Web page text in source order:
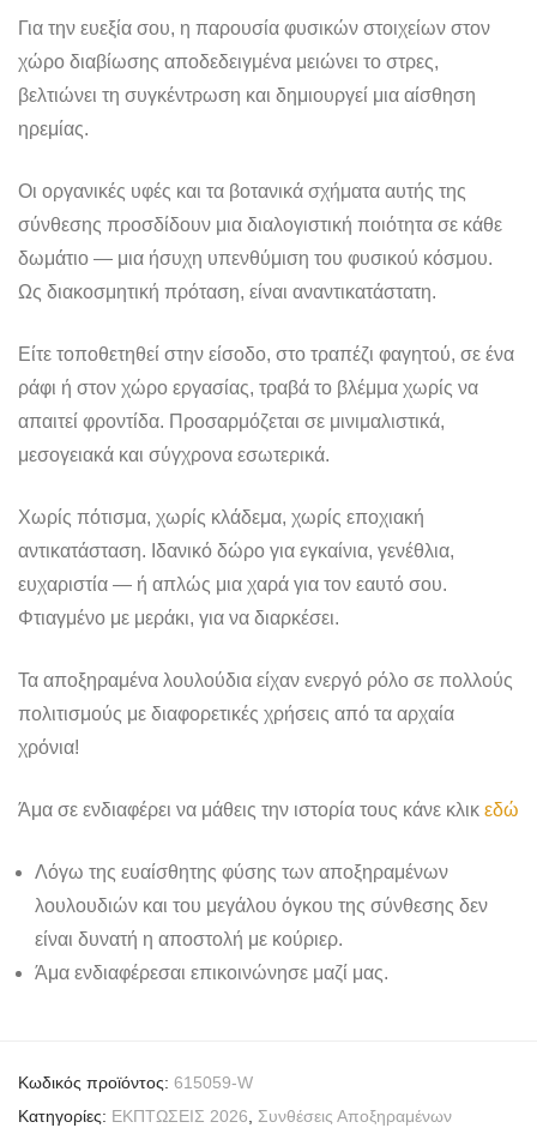
Για την ευεξία σου, η παρουσία φυσικών στοιχείων στον
χώρο διαβίωσης αποδεδειγμένα μειώνει το στρες,
βελτιώνει τη συγκέντρωση και δημιουργεί μια αίσθηση
ηρεμίας.
Οι οργανικές υφές και τα βοτανικά σχήματα αυτής της
σύνθεσης προσδίδουν μια διαλογιστική ποιότητα σε κάθε
δωμάτιο — μια ήσυχη υπενθύμιση του φυσικού κόσμου.
Ως διακοσμητική πρόταση, είναι αναντικατάστατη.
Είτε τοποθετηθεί στην είσοδο, στο τραπέζι φαγητού, σε ένα
ράφι ή στον χώρο εργασίας, τραβά το βλέμμα χωρίς να
απαιτεί φροντίδα. Προσαρμόζεται σε μινιμαλιστικά,
μεσογειακά και σύγχρονα εσωτερικά.
Χωρίς πότισμα, χωρίς κλάδεμα, χωρίς εποχιακή
αντικατάσταση. Ιδανικό δώρο για εγκαίνια, γενέθλια,
ευχαριστία — ή απλώς μια χαρά για τον εαυτό σου.
Φτιαγμένο με μεράκι, για να διαρκέσει.
Τα αποξηραμένα λουλούδια είχαν ενεργό ρόλο σε πολλούς
πολιτισμούς με διαφορετικές χρήσεις από τα αρχαία
χρόνια!
Άμα σε ενδιαφέρει να μάθεις την ιστορία τους κάνε κλικ εδώ
Λόγω της ευαίσθητης φύσης των αποξηραμένων
λουλουδιών και του μεγάλου όγκου της σύνθεσης δεν
είναι δυνατή η αποστολή με κούριερ.
Άμα ενδιαφέρεσαι επικοινώνησε μαζί μας.
Κωδικός προϊόντος: 615059-W
Κατηγορίες: ΕΚΠΤΩΣΕΙΣ 2026
Συνθέσεις Αποξηραμένων